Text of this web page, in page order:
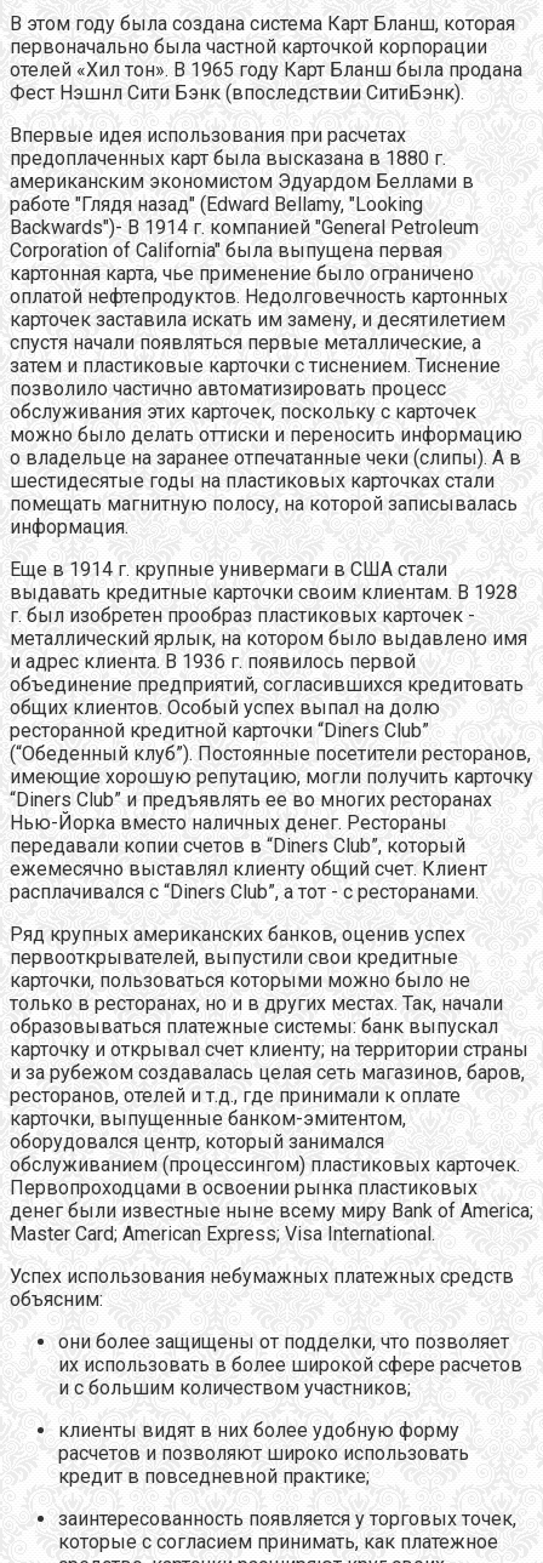
В этом году была создана система Карт Бланш, которая
первоначально была частной карточкой корпорации
отелей «Хил тон». В 1965 году Карт Бланш была продана
Фест Нэшнл Сити Бэнк (впоследствии СитиБэнк).
Впервые идея использования при расчетах
предоплаченных карт была высказана в 1880 г.
американским экономистом Эдуардом Беллами в
работе "Глядя назад" (Еdward Bellamy, "Looking
Backwards")- В 1914 г. компанией "General Petroleum
Corporation of California" была выпущена первая
картонная карта, чье применение было ограничено
оплатой нефтепродуктов. Недолговечность картонных
карточек заставила искать им замену, и десятилетием
спустя начали появляться первые металлические, а
затем и пластиковые карточки с тиснением. Тиснение
позволило частично автоматизировать процесс
обслуживания этих карточек, поскольку с карточек
можно было делать оттиски и переносить информацию
о владельце на заранее отпечатанные чеки (слипы). А в
шестидесятые годы на пластиковых карточках стали
помещать магнитную полосу, на которой записывалась
информация.
Еще в 1914 г. крупные универмаги в США стали
выдавать кредитные карточки своим клиентам. В 1928
г. был изобретен прообраз пластиковых карточек -
металлический ярлык, на котором было выдавлено имя
и адрес клиента. В 1936 г. появилось первой
объединение предприятий, согласившихся кредитовать
общих клиентов. Особый успех выпал на долю
ресторанной кредитной карточки “Diners Club”
(“Обеденный клуб”). Постоянные посетители ресторанов,
имеющие хорошую репутацию, могли получить карточку
“Diners Club” и предъявлять ее во многих ресторанах
Нью-Йорка вместо наличных денег. Рестораны
передавали копии счетов в “Diners Club”, который
ежемесячно выставлял клиенту общий счет. Клиент
расплачивался с “Diners Club”, а тот - с ресторанами.
Ряд крупных американских банков, оценив успех
первооткрывателей, выпустили свои кредитные
карточки, пользоваться которыми можно было не
только в ресторанах, но и в других местах. Так, начали
образовываться платежные системы: банк выпускал
карточку и открывал счет клиенту; на территории страны
и за рубежом создавалась целая сеть магазинов, баров,
ресторанов, отелей и т.д., где принимали к оплате
карточки, выпущенные банком-эмитентом,
оборудовался центр, который занимался
обслуживанием (процессингом) пластиковых карточек.
Первопроходцами в освоении рынка пластиковых
денег были известные ныне всему миру Bank of America;
Master Card; American Express; Visa International.
Успех использования небумажных платежных средств
объясним:
они более защищены от подделки, что позволяет
их использовать в более широкой сфере расчетов
и с большим количеством участников;
клиенты видят в них более удобную форму
расчетов и позволяют широко использовать
кредит в повседневной практике;
заинтересованность появляется у торговых точек,
которые с согласием принимать, как платежное